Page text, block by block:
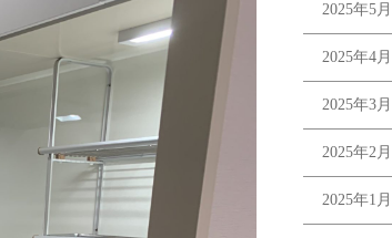
2025年5月
2025年4月
2025年3月
2025年2月
2025年1月